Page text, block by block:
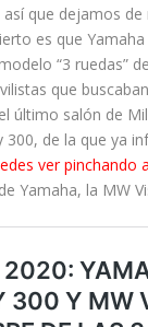
así que dejamos
es que
“3 ruedas”
que
último salón de
300, de la que ya
ver pinchando
Yamaha, la MW